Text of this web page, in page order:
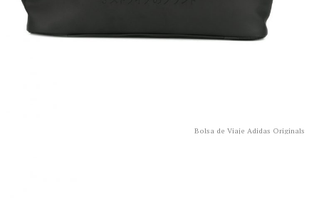
Bolsa de Viaje Adidas Originals